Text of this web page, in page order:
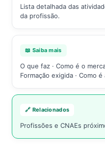
Lista detalhada das
da profissão.
📖 Saiba mais
O que faz · Como é o
Formação exigida · Como é
🔗 Relacionados
Profissões e CNAEs